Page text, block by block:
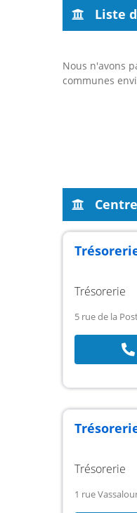
Liste
Nous n'avons
communes
Trésorerie
5 rue de la
Trésorerie
1 rue